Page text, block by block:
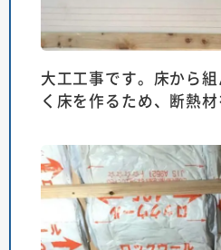
大工工事です。床から
く床を作るため、断熱材